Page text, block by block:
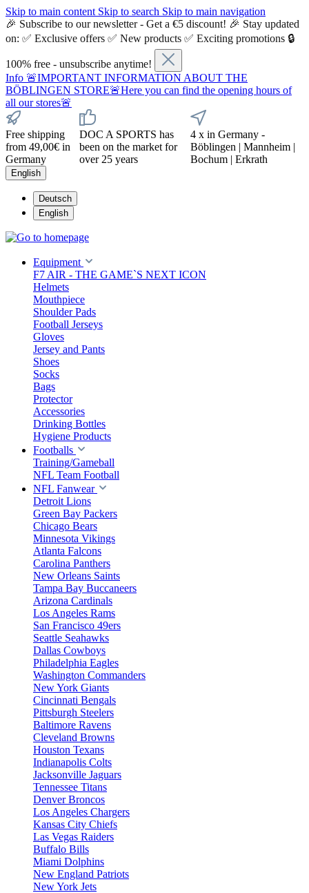
Skip to main content Skip to search Skip to main navigation
🎉 Subscribe to our newsletter - Get a €5 discount! 🎉 Stay updated
on: ✅ Exclusive offers ✅ New products ✅ Exciting promotions 🔒
100% free - unsubscribe anytime!
Info 🚨IMPORTANT INFORMATION ABOUT THE
BÖBLINGEN STORE🚨Here you can find the opening hours of
all our stores🚨
Free shipping
from 49,00€ in
Germany
DOC A SPORTS has
been on the market for
over 25 years
4 x in Germany -
Böblingen | Mannheim |
Bochum | Erkrath
English
Deutsch
English
Equipment
F7 AIR - THE GAME`S NEXT ICON
Helmets
Mouthpiece
Shoulder Pads
Football Jerseys
Gloves
Jersey and Pants
Shoes
Socks
Bags
Protector
Accessories
Drinking Bottles
Hygiene Products
Footballs
Training/Gameball
NFL Team Football
NFL Fanwear
Detroit Lions
Green Bay Packers
Chicago Bears
Minnesota Vikings
Atlanta Falcons
Carolina Panthers
New Orleans Saints
Tampa Bay Buccaneers
Arizona Cardinals
Los Angeles Rams
San Francisco 49ers
Seattle Seahawks
Dallas Cowboys
Philadelphia Eagles
Washington Commanders
New York Giants
Cincinnati Bengals
Pittsburgh Steelers
Baltimore Ravens
Cleveland Browns
Houston Texans
Indianapolis Colts
Jacksonville Jaguars
Tennessee Titans
Denver Broncos
Los Angeles Chargers
Kansas City Chiefs
Las Vegas Raiders
Buffalo Bills
Miami Dolphins
New England Patriots
New York Jets